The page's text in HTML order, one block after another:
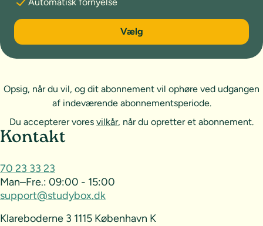
6 måneder
Vælg
Opsig, når du vil, og dit abonnement vil ophøre ved udgangen
af indeværende abonnementsperiode.
Du accepterer vores vilkår, når du opretter et abonnement.
Sideoversigt og kontakt
Kontakt
70 23 33 23
Man–Fre.: 09:00 - 15:00
support@studybox.dk
Klareboderne 3 1115 København K